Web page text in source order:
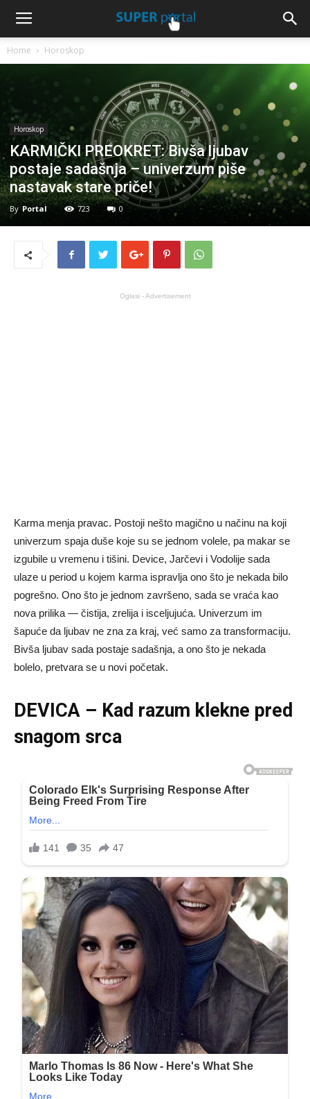
Home Horoskop
Horoskop
KARMIČKI PREOKRET: Bivša ljubav
postaje sadašnja – univerzum piše
nastavak stare priče!
By Portal 723 0
Oglasi - Advertisement
Karma menja pravac. Postoji nešto magično u načinu na koji
univerzum spaja duše koje su se jednom volele, pa makar se
izgubile u vremenu i tišini. Device, Jarčevi i Vodolije sada
ulaze u period u kojem karma ispravlja ono što je nekada bilo
pogrešno. Ono što je jednom završeno, sada se vraća kao
nova prilika — čistija, zrelija i isceljujuća. Univerzum im
šapuće da ljubav ne zna za kraj, već samo za transformaciju.
Bivša ljubav sada postaje sadašnja, a ono što je nekada
bolelo, pretvara se u novi početak.
DEVICA – Kad razum klekne pred
snagom srca